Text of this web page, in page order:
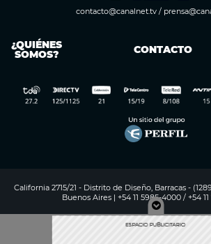
contacto@canalnet.tv/
¿QUIÉNES
SOMOS? CONTACTO
California 2715/21 - Distrito de Diseño, Barracas -
Buenos Aires | +54 11 5985-4000 / +54
Digitalproserver